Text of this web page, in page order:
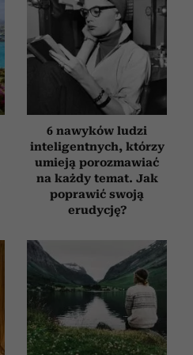
6 nawyków ludzi
inteligentnych, którzy
umieją porozmawiać
na każdy temat. Jak
poprawić swoją
erudycję?